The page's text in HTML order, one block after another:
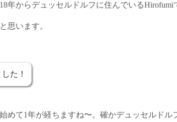
年からデュッセルドルフに住んでいるHirofumi
思います。
た！
めて1年が経ちますね〜。確かデュッセルドル